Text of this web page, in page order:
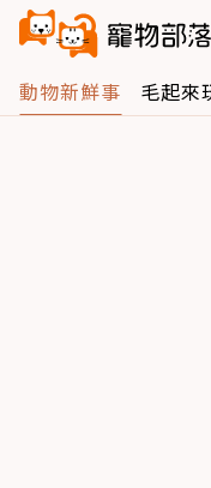
動物新鮮事 毛起來